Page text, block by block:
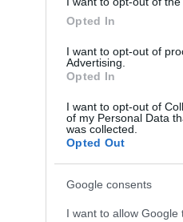
Opted In
I want to opt-out of
Advertising.
Opted In
I want to opt-out of
of my Personal Data
was collected.
Opted Out
Google consents
I want to allow